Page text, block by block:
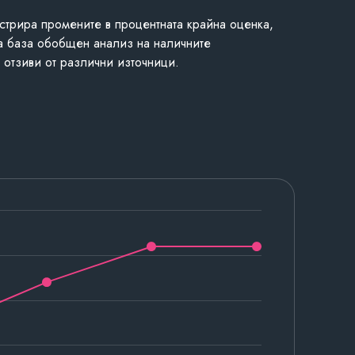
промените в процентната крайна оценка,
база обобщен анализ на наличните
от различни източници.